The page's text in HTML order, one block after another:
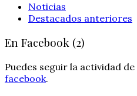
Noticias
Destacados anteriores
En Facebook (2)
Puedes seguir la actividad de
facebook.